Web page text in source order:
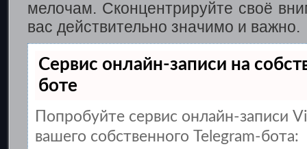
мелочам. Сконцентрируйте своё
вас действительно значимо и важно.
Сервис онлайн-записи на
боте
Попробуйте сервис онлайн-записи
вашего собственного Telegram-бота: